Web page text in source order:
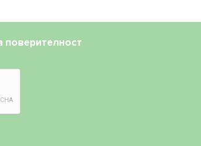
поверителност